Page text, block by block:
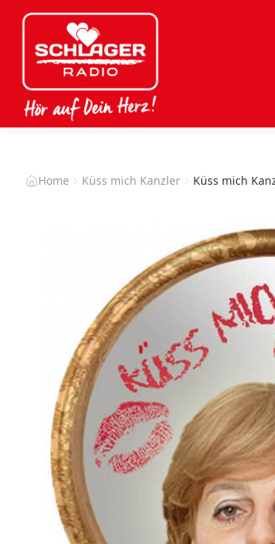
Home Küss mich Kanzler Küss mich